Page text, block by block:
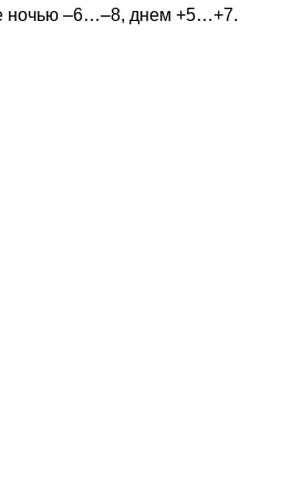
ночью –6…–8, днем +5…+7.